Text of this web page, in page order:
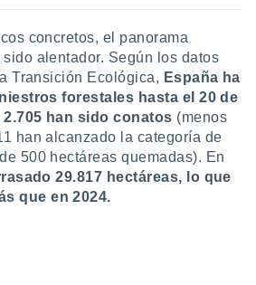
concretos, el panorama
alentador. Según los datos
Transición Ecológica, España ha
forestales hasta el 20 de
han sido conatos (menos
han alcanzado la categoría de
500 hectáreas quemadas). En
29.817 hectáreas, lo que
que en 2024.